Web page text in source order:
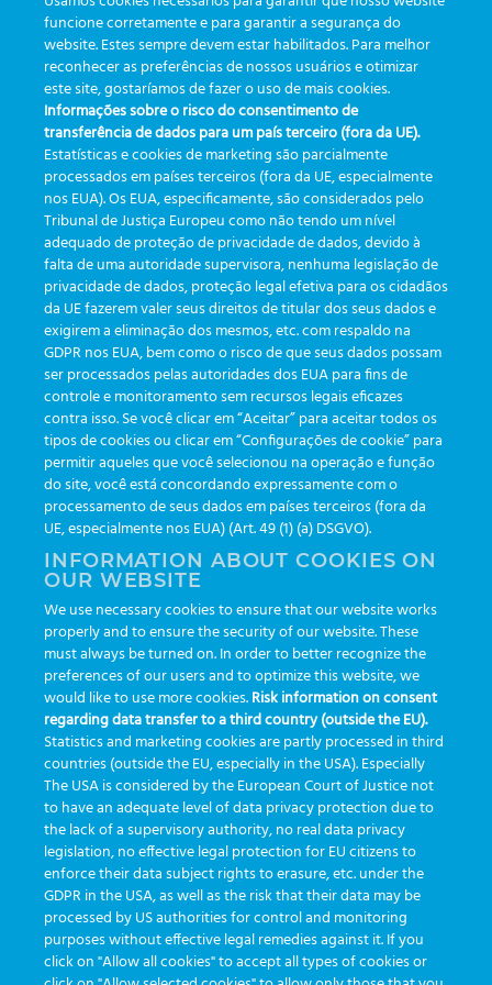
a coleta. Nos meus rounds com gestores e equipes,
os mesmos incômodos reaparecem: Para […]
| Markiertcbpc-ml-2025,etrack, flebotomista,GreinerBioOne
inovação,laboratório,novas tecnologias,Pré-analítica
produtividade,qualidade,rastreabilidade,tecnologia,
Transformação Digital
KATEGORIEN
Aktualisierungen(19)
Veranstaltungen(19)
Funktionalitäten(35)
Newsletter (111)
TAGS
auditoria automação
congresso customização dashboard DICQ eficiência
enterprise etrack flebotomista governança clínica
GreinerBioOne greinerbioonebr HL7 IA informação
inovação ISO15189 laboratório novas tecnologias PALC
preanalitica processo de coleta produtividade
Pré-analítica qualidade rastreabilidade RDC
rotina laboratorial saúde tecnologia tomada de decisão
Transformação Transformação Digital tubos usabilidade
VACUETTE®
funcione corretamente e para garantir a segurança do
website. Estes sempre devem estar habilitados. Para melhor
reconhecer as preferências de nossos usuários e otimizar
este site, gostaríamos de fazer o uso de mais cookies.
Informações sobre o risco do consentimento de
transferência de dados para um país terceiro (fora da UE).
Estatísticas e cookies de marketing são parcialmente
processados em países terceiros (fora da UE, especialmente
nos EUA). Os EUA, especificamente, são considerados pelo
Tribunal de Justiça Europeu como não tendo um nível
adequado de proteção de privacidade de dados, devido à
falta de uma autoridade supervisora, nenhuma legislação de
privacidade de dados, proteção legal efetiva para os cidadãos
da UE fazerem valer seus direitos de titular dos seus dados e
exigirem a eliminação dos mesmos, etc. com respaldo na
GDPR nos EUA, bem como o risco de que seus dados possam
ser processados pelas autoridades dos EUA para fins de
controle e monitoramento sem recursos legais eficazes
contra isso. Se você clicar em “Aceitar” para aceitar todos os
tipos de cookies ou clicar em “Configurações de cookie” para
permitir aqueles que você selecionou na operação e função
do site, você está concordando expressamente com o
processamento de seus dados em países terceiros (fora da
UE, especialmente nos EUA) (Art. 49 (1) (a) DSGVO).
INFORMATION ABOUT COOKIES ON
OUR WEBSITE
We use necessary cookies to ensure that our website works
properly and to ensure the security of our website. These
must always be turned on. In order to better recognize the
preferences of our users and to optimize this website, we
would like to use more cookies.Risk information on consent
regarding data transfer to a third country (outside the EU).
Statistics and marketing cookies are partly processed in third
countries (outside the EU, especially in the USA). Especially
The USA is considered by the European Court of Justice not
to have an adequate level of data privacy protection due to
the lack of a supervisory authority, no real data privacy
legislation, no effective legal protection for EU citizens to
enforce their data subject rights to erasure, etc. under the
GDPR in the USA, as well as the risk that their data may be
processed by US authorities for control and monitoring
purposes without effective legal remedies against it. If you
click on "Allow all cookies" to accept all types of cookies or